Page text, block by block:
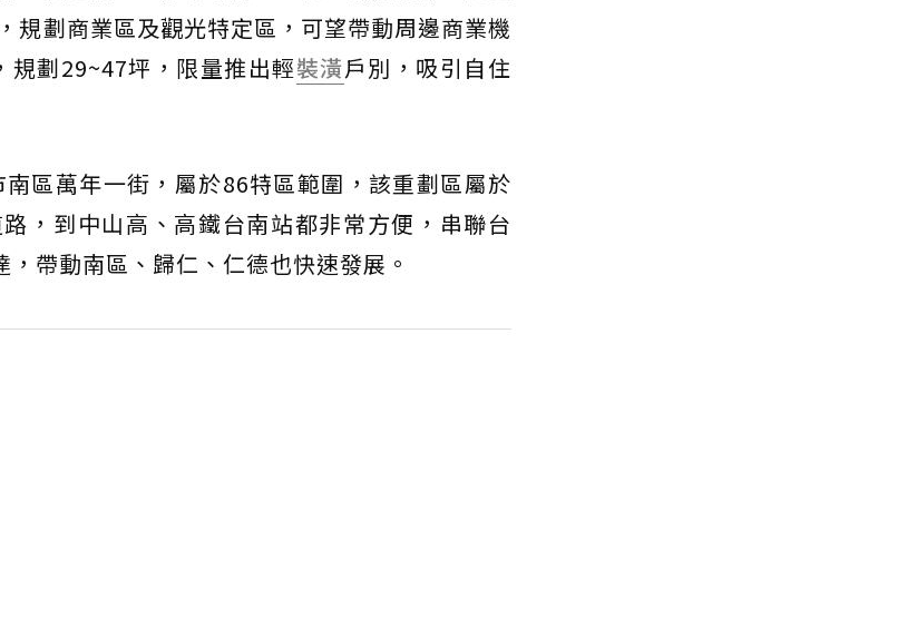
規劃商業區及觀光特定區，可望帶動周邊商業機
規劃29~47坪，限量推出輕裝潢戶別，吸引自住
南區萬年一街，屬於86特區範圍，該重劃區屬於
，到中山高、高鐵台南站都非常方便，串聯台
帶動南區、歸仁、仁德也快速發展。